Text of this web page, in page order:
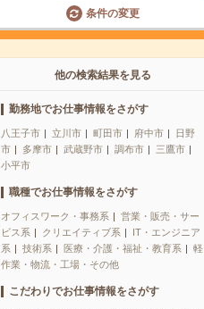
条件の変更
他の検索結果を見る
勤務地でお仕事情報をさがす
八王子市 立川市 町田市 府中市
日野
市
多摩市 武蔵野市 調布市
三鷹市
小平市
職種でお仕事情報をさがす
オフィスワーク・事務系
営業・販売・サー
ビス系
クリエイティブ系
IT・エンジニア
系
技術系 医療・介護・福祉・教育系
軽
作業・物流・工場・その他
こだわりでお仕事情報をさがす